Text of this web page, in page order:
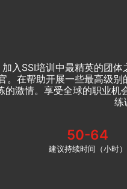
加入SSI培训中最精英的团
。在帮助开展一些最高级
的激情。享受全球的职业机
练
50-64
建议持续时间（小时）